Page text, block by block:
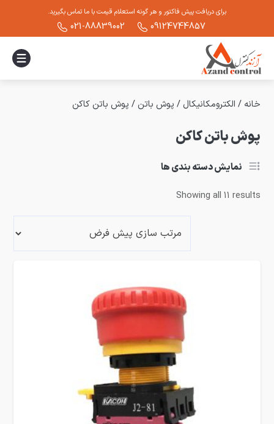
برای دریافت پیش فاکتور و هر گونه استعلام قیمت با ما تماس بگیرید.
09124744857
021-88839002
خانه / الکترومکانیکال / پوش باتن / پوش باتن کاکن
پوش باتن کاکن
نمایش دسته بندی ها
Showing all 11 results